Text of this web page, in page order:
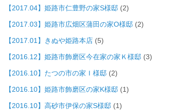
【2017.04】姫路市仁豊野の家S様邸 (2)
【2017.03】姫路市広畑区蒲田の家O様邸 (2)
【2017.01】きぬや姫路本店 (5)
【2016.12】姫路市飾磨区今在家の家Ｋ様邸 (3)
【2016.10】たつの市の家Ｉ様邸 (2)
【2016.10】姫路市飾磨区の家K様邸 (1)
【2016.10】高砂市伊保の家S様邸 (1)